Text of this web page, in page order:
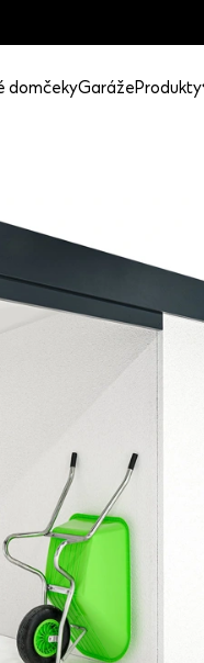
domčekyGarážeProdukty